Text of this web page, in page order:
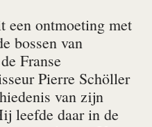
een ontmoeting met
bossen van
Franse
Pierre Schöller
van zijn
leefde daar in de